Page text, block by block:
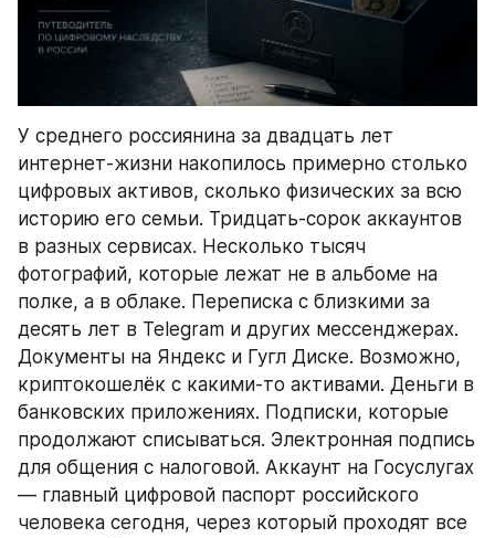
У среднего россиянина за двадцать лет
интернет-жизни накопилось примерно столько
цифровых активов, сколько физических за всю
историю его семьи. Тридцать-сорок аккаунтов
в разных сервисах. Несколько тысяч
фотографий, которые лежат не в альбоме на
полке, а в облаке. Переписка с близкими за
десять лет в Telegram и других мессенджерах.
Документы на Яндекс и Гугл Диске. Возможно,
криптокошелёк с какими-то активами. Деньги в
банковских приложениях. Подписки, которые
продолжают списываться. Электронная подпись
для общения с налоговой. Аккаунт на Госуслугах
— главный цифровой паспорт российского
человека сегодня, через который проходят все